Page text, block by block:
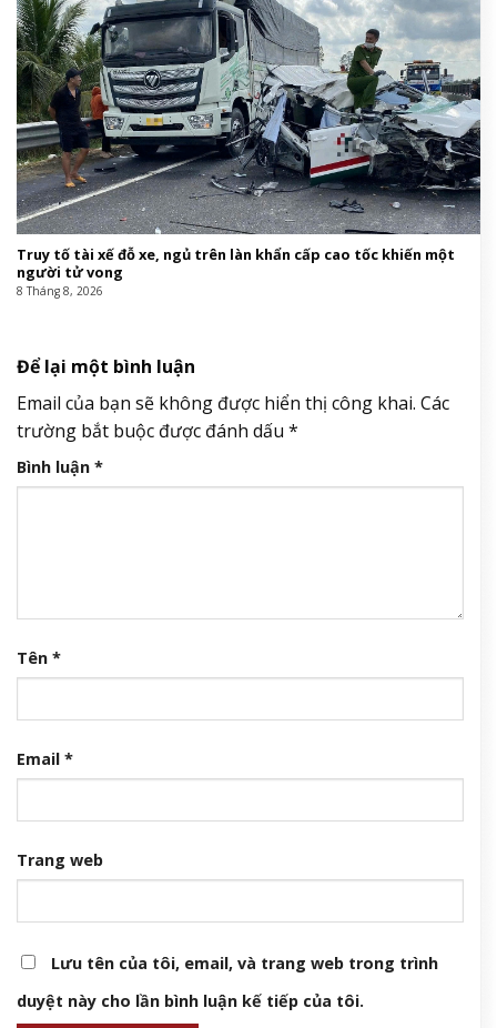
Truy tố tài xế đỗ xe, ngủ trên làn khẩn cấp cao tốc khiến một
người tử vong
8 Tháng 8, 2026
Để lại một bình luận
Email của bạn sẽ không được hiển thị công khai. Các
trường bắt buộc được đánh dấu *
Bình luận *
Tên *
Email *
Trang web
Lưu tên của tôi, email, và trang web trong trình
duyệt này cho lần bình luận kế tiếp của tôi.